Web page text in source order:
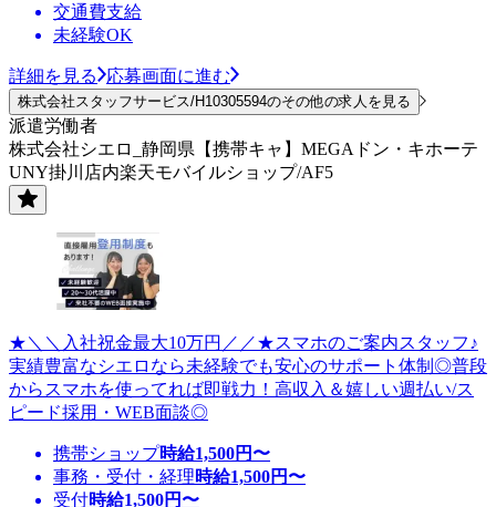
交通費支給
未経験OK
詳細を見る 応募画面に進む
株式会社スタッフサービス/H10305594のその他の求人を見る
派遣労働者
株式会社シエロ_静岡県【携帯キャ】MEGAドン・キホーテ
UNY掛川店内楽天モバイルショップ/AF5
★＼＼入社祝金最大10万円／／★スマホのご案内スタッフ♪
実績豊富なシエロなら未経験でも安心のサポート体制◎普段
からスマホを使ってれば即戦力！高収入＆嬉しい週払い/ス
ピード採用・WEB面談◎
携帯ショップ時給1,500円〜
事務・受付・経理時給1,500円〜
受付時給1,500円〜